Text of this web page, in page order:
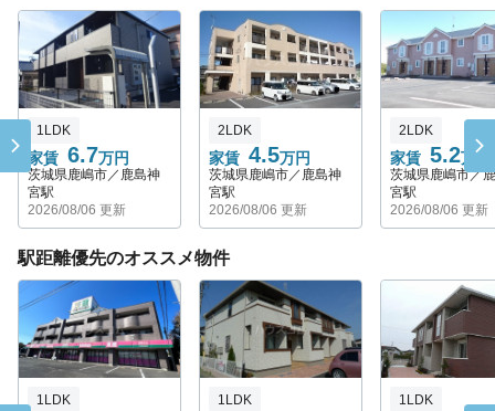
家賃 6.7万円
1LDK
茨城県鹿嶋市／鹿島神
宮駅
2026/08/06 更新
家賃 4.5万円
2LDK
茨城県鹿嶋市／鹿島神
宮駅
2026/08/06 更新
家賃 5.2万円
2LDK
茨城県鹿嶋市／
宮駅
2026/08/06 更新
駅距離優先のオススメ物件
1LDK 1LDK 1LDK